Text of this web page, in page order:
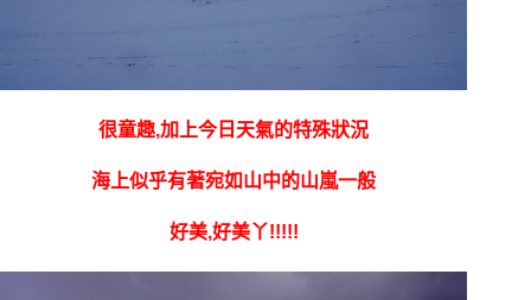
很童趣,加上今日天氣的特殊狀況
海上似乎有著宛如山中的山嵐一般
好美,好美丫!!!!!